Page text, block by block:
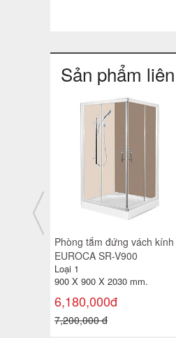
Sản phẩm
Phòng tắm đứng vách kính
EUROCA SR-V1050
Loại 1
1040 X 1040 X 2060 mm.
6,940,000đ
8,000,000 đ